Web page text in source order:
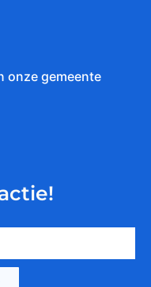
onze gemeente